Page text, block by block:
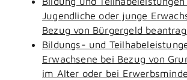
Jugendliche oder junge
Bezug von Bürgergeld
Bildungs- und
Erwachsene bei Bezug von
im Alter oder bei